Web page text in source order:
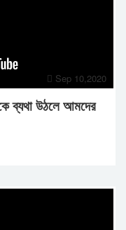
Sep 10,2020
ব্যথা উঠলে আমদের